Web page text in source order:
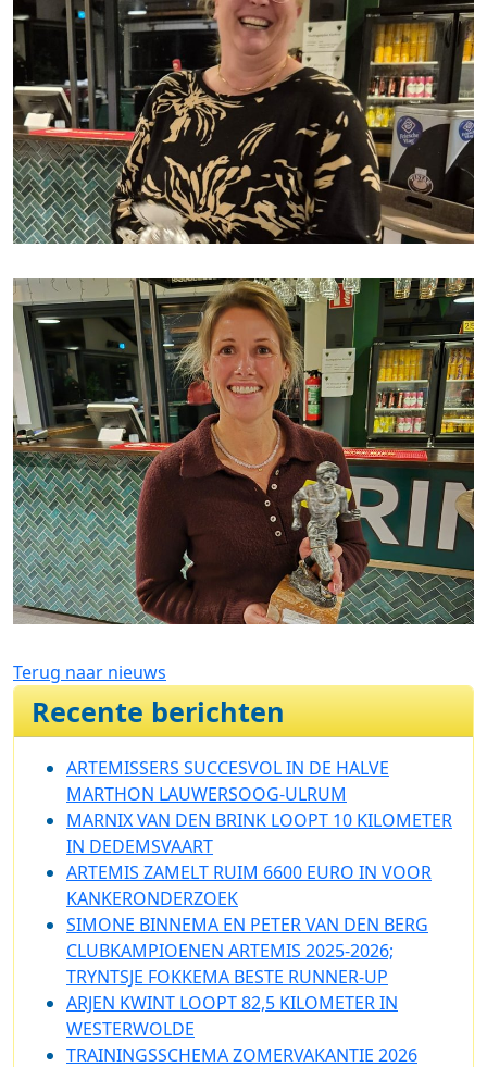
Terug naar nieuws
Recente berichten
ARTEMISSERS SUCCESVOL IN DE HALVE
MARTHON LAUWERSOOG-ULRUM
MARNIX VAN DEN BRINK LOOPT 10 KILOMETER
IN DEDEMSVAART
ARTEMIS ZAMELT RUIM 6600 EURO IN VOOR
KANKERONDERZOEK
SIMONE BINNEMA EN PETER VAN DEN BERG
CLUBKAMPIOENEN ARTEMIS 2025-2026;
TRYNTSJE FOKKEMA BESTE RUNNER-UP
ARJEN KWINT LOOPT 82,5 KILOMETER IN
WESTERWOLDE
TRAININGSSCHEMA ZOMERVAKANTIE 2026